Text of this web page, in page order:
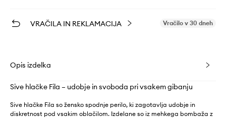
VRAČILA IN REKLAMACIJA Vračilo v 30 dneh
Opis izdelka
Sive hlačke Fila – udobje in svoboda pri vsakem gibanju
Sive hlačke Fila so žensko spodnje perilo, ki zagotavlja udobje in
diskretnost pod vsakim oblačilom. Izdelane so iz mehkega bombaža z